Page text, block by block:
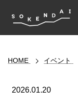
HOME イベント
2026.01.20